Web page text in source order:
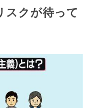
スクが待って